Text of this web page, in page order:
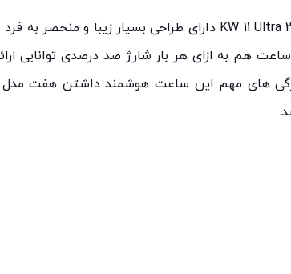
های مهم این ساعت هوشمند داشتن هفت